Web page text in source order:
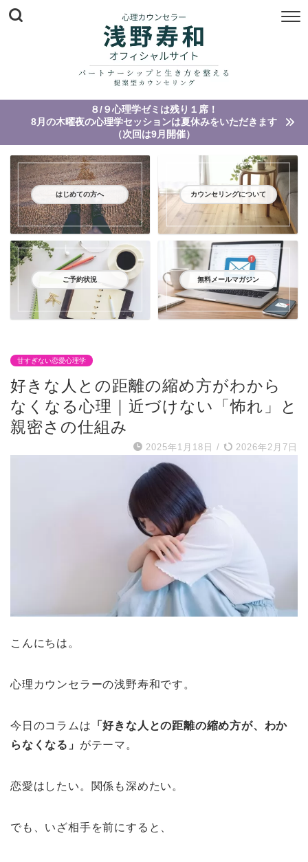
８/９心理学ゼミは残り１席！
8月の木曜夜の心理学セッションは夏休みをいただきます
（次回は9月開催）
はじめての方へ カウンセリングについて
ご予約状況 無料メールマガジン
甘すぎない恋愛心理学
好きな人との距離の縮め方がわから
なくなる心理｜近づけない「怖れ」と
親密さの仕組み
2025年1月18日 / 2026年2月7日
こんにちは。
心理カウンセラーの浅野寿和です。
今日のコラムは 「好きな人との距離の縮め方が、わか
らなくなる」 がテーマ。
恋愛はしたい。関係も深めたい。
でも、いざ相手を前にすると、